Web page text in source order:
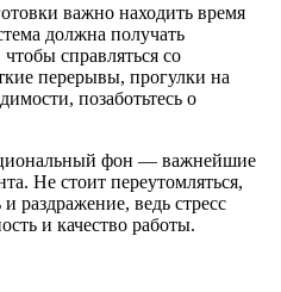
важно находить время
должна получать
справляться со
перерывы, прогулки на
позаботьтесь о
фон — важнейшие
Не стоит переутомляться,
раздражение, ведь стресс
и качество работы.